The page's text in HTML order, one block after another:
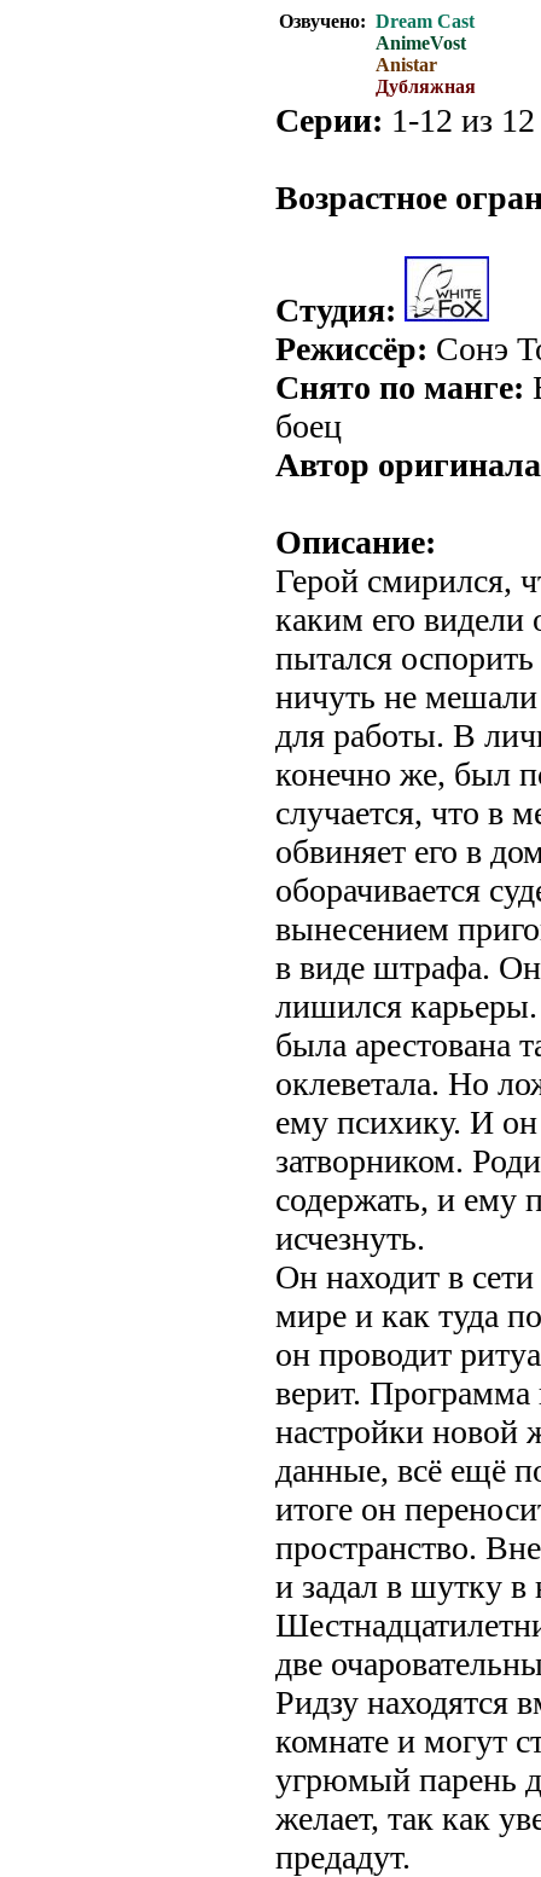
Озвучено: Dream Cast
AnimeVost
Anistar
Дубляжная
Серии: 1-12 из
Возрастное
Студия:
Режиссёр: Сонэ
Снято по манге:
боец
Автор
Описание:
Герой смирился,
каким его
пытался
ничуть не
для работы. В
конечно же, был
случается, что в
обвиняет его в
оборачивается
вынесением
в виде штрафа.
лишился карьеры.
была арестована
оклеветала. Но
ему психику. И он
затворником.
содержать, и ему
исчезнуть.
Он находит в
мире и как туда
он проводит
верит. Программа
настройки новой
данные, всё ещё
итоге он
пространство.
и задал в шутку в
две
Ридзу находятся
комнате и могут
угрюмый парень
желает, так как
предадут.